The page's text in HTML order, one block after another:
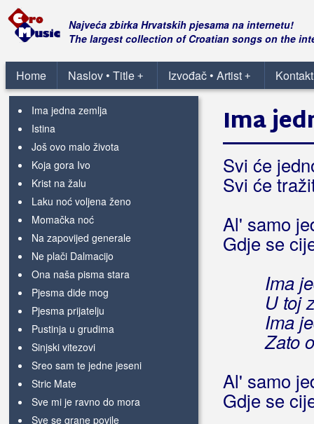
Najveća zbirka Hrvatskih pjesama na internetu!
The largest collection of Croatian songs on the
Home +
Naslov • Title +
Izvođač • Artist
Gojko Šušak
Herceg djevojko
Hrvatski dragovoljac
HČSP
Ima jedna zemlja
Istina
Još ovo malo života
Koja gora Ivo
Krist na žalu
Laku noć voljena ženo
Momačka noć
Na zapovijed generale
Ne plači Dalmacijo
Ona naša pisma stara
Pjesma dide mog
Pjesma prijatelju
Pustinja u grudima
Sinjski vitezovi
Sreo sam te jedne jeseni
Stric Mate
Sve mi je ravno do mora
Sve se grane povile
Ima
Svi će
Svi će
Al' samo
Gdje se
Ima
U toj
Ima
Zato
Al' samo
Gdje se